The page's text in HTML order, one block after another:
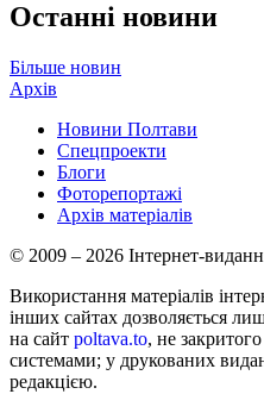
Останні новини
Більше новин
Архів
Новини Полтави
Спецпроекти
Блоги
Фоторепортажі
Архів матеріалів
© 2009 – 2026 Інтернет-
Використання матеріалів
інших сайтах дозволяється
на сайт poltava.to, не
системами; у друкованих
редакцією.